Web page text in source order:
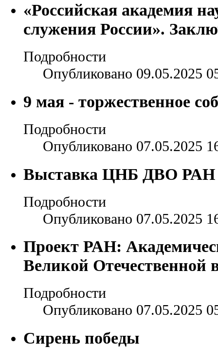
«Российская академия
служения России».
Подробности
Опубликовано 09.05.2025
9 мая - торжественное
Подробности
Опубликовано 07.05.2025
Выставка ЦНБ ДВО РАН
Подробности
Опубликовано 07.05.2025
Проект РАН:
Великой Отечественной
Подробности
Опубликовано 07.05.2025
Сирень победы